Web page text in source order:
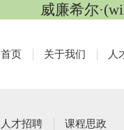
威廉希尔
首页 关于我们 人
人才招聘 课程思政